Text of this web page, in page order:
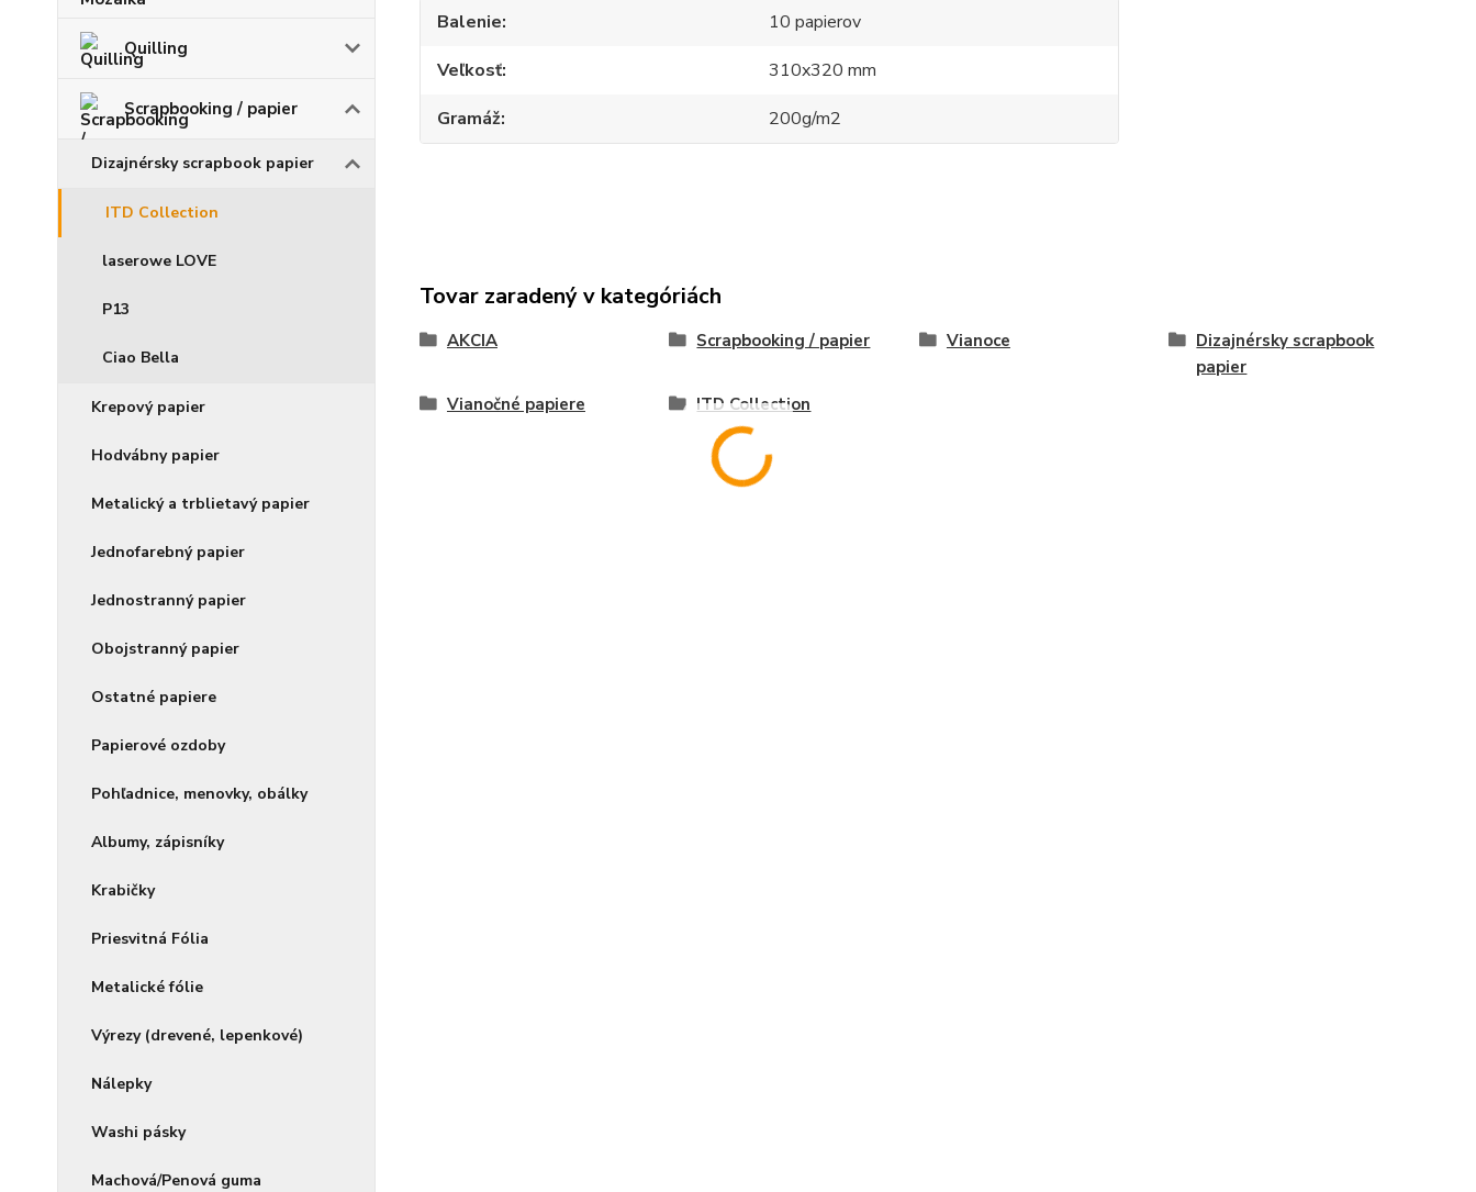
Quilling
Scrapbooking / papier
Dizajnérsky scrapbook papier
ITD Collection
laserowe LOVE
P13
Ciao Bella
Krepový papier
Hodvábny papier
Metalický a trblietavý papier
Jednofarebný papier
Jednostranný papier
Obojstranný papier
Ostatné papiere
Papierové ozdoby
Pohľadnice, menovky, obálky
Albumy, zápisníky
Krabičky
Priesvitná Fólia
Metalické fólie
Výrezy (drevené, lepenkové)
Nálepky
Washi pásky
Machová/Penová guma
Balenie
10 papierov
Veľkosť
310x320 mm
Gramáž
200g/m2
Tovar zaradený v kategóriách
AKCIA Scrapbooking / papier Vianoce
Dizajnérsky scrapbook
papier
Vianočné papiere
ITD Collection